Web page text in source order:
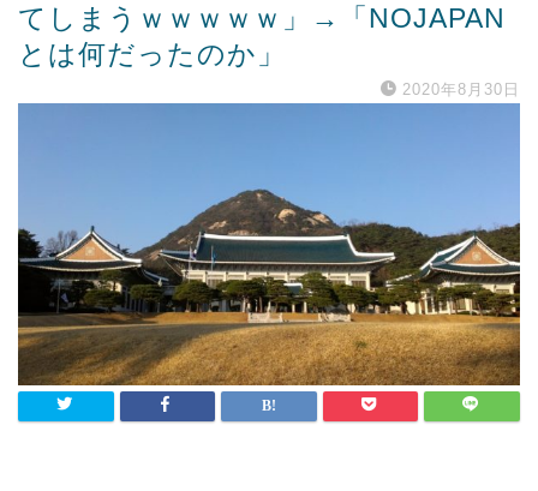
てしまうｗｗｗｗｗ」→「NOJAPAN
とは何だったのか」
2020年8月30日